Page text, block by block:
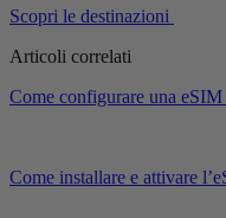
Scopri le destinazioni
Articoli correlati
Come configurare una
Come installare e attivare